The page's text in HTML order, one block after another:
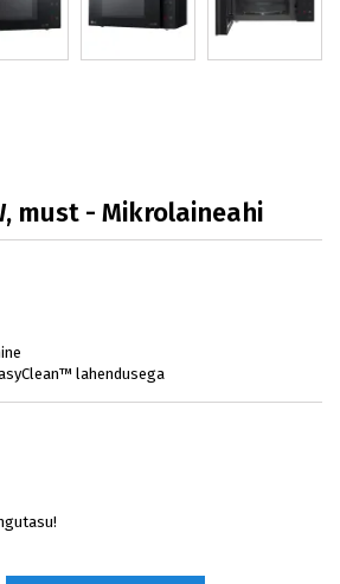
must - Mikrolaineahi
lahendusega